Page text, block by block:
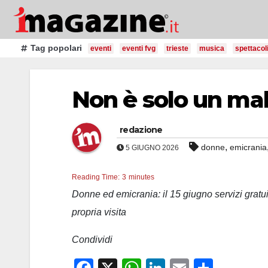
Salta
contenutoTag popolari eventi eventi fvg trieste musica spettacoli
Non è solo un
redazione
5 GIUGNO 2026 donne, emicrania,
Reading Time: 3 minutes
Donne ed emicrania: il 15 giugno servizi
propria visita
Condividi